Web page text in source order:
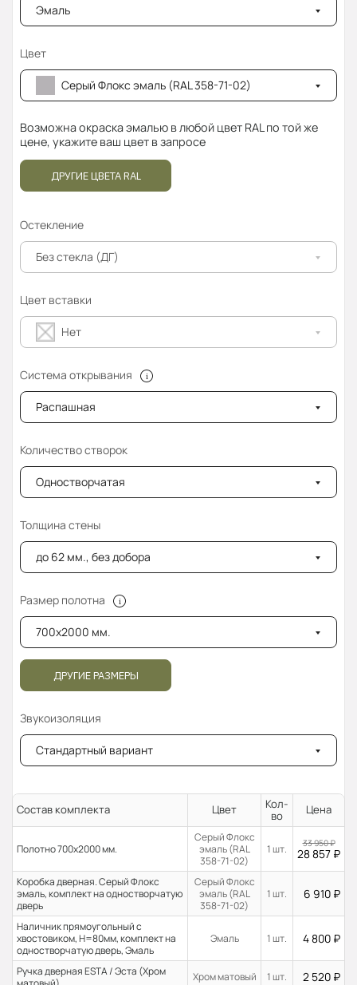
Эмаль
Цвет
Серый Флокс эмаль (RAL 358-71-02)
Возможна окраска эмалью в любой цвет RAL по той же
цене, укажите ваш цвет в запросе
ДРУГИЕ ЦВЕТА RAL
Остекление
Без стекла (ДГ)
Цвет вставки
Нет
Система открывания
Распашная
Количество створок
Одностворчатая
Толщина стены
до 62 мм., без добора
Размер полотна
700x2000 мм.
ДРУГИЕ РАЗМЕРЫ
Звукоизоляция
Стандартный вариант
Состав комплекта Цвет
Кол-
во
Цена
Полотно 700x2000 мм.
Серый Флокс
эмаль (RAL
358-71-02)
1 шт. 33 950₽
28 857 ₽
Коробка дверная. Серый Флокс
эмаль, комплект на одностворчатую
дверь
Серый Флокс
эмаль (RAL
358-71-02)
1 шт. 6 910 ₽
Наличник прямоугольный с
хвостовиком, H=80мм, комплект на
одностворчатую дверь, Эмаль
Эмаль 1 шт. 4 800 ₽
Ручка дверная ESTA / Эста (Хром
Хром матовый 1 шт. 2 520 ₽